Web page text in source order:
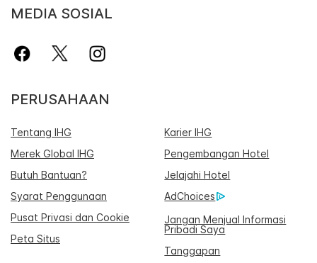
MEDIA SOSIAL
PERUSAHAAN
Tentang IHG
Karier IHG
Merek Global IHG
Pengembangan Hotel
Butuh Bantuan?
Jelajahi Hotel
Syarat Penggunaan
AdChoices
Pusat Privasi dan Cookie
Jangan Menjual Informasi
Pribadi Saya
Peta Situs
Tanggapan